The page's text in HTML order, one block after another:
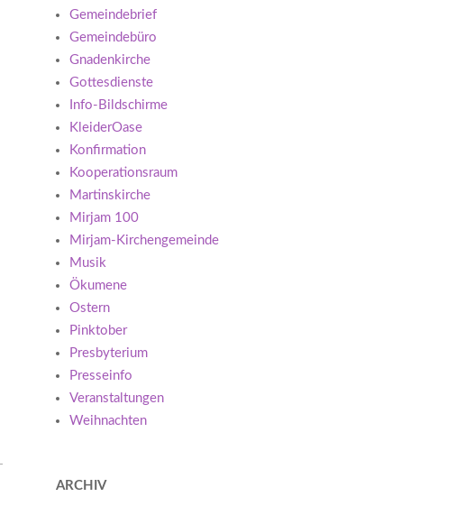
Gemeindebrief
Gemeindebüro
Gnadenkirche
Gottesdienste
Info-Bildschirme
KleiderOase
Konfirmation
Kooperationsraum
Martinskirche
Mirjam 100
Mirjam-Kirchengemeinde
Musik
Ökumene
Ostern
Pinktober
Presbyterium
Presseinfo
Veranstaltungen
Weihnachten
ARCHIV